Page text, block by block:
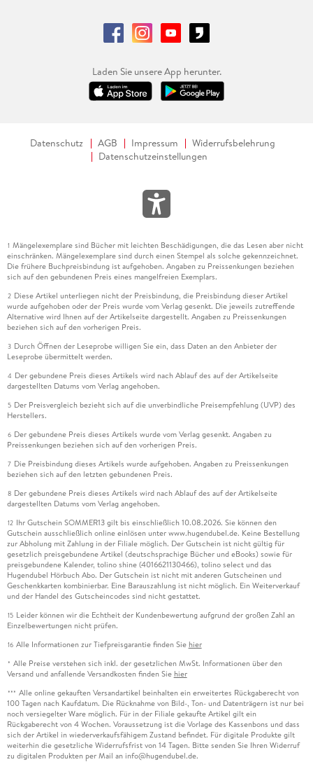
Laden Sie unsere App herunter.
Datenschutz AGB Impressum
Widerrufsbelehrung
Datenschutzeinstellungen
1 Mängelexemplare sind Bücher mit leichten Beschädigungen, die das Lesen aber nicht
einschränken. Mängelexemplare sind durch einen Stempel als solche gekennzeichnet.
Die frühere Buchpreisbindung ist aufgehoben. Angaben zu Preissenkungen beziehen
sich auf den gebundenen Preis eines mangelfreien Exemplars.
2 Diese Artikel unterliegen nicht der Preisbindung, die Preisbindung dieser Artikel
wurde aufgehoben oder der Preis wurde vom Verlag gesenkt. Die jeweils zutreffende
Alternative wird Ihnen auf der Artikelseite dargestellt. Angaben zu Preissenkungen
beziehen sich auf den vorherigen Preis.
3 Durch Öffnen der Leseprobe willigen Sie ein, dass Daten an den Anbieter der
Leseprobe übermittelt werden.
4 Der gebundene Preis dieses Artikels wird nach Ablauf des auf der Artikelseite
dargestellten Datums vom Verlag angehoben.
5 Der Preisvergleich bezieht sich auf die unverbindliche Preisempfehlung (UVP) des
Herstellers.
6 Der gebundene Preis dieses Artikels wurde vom Verlag gesenkt. Angaben zu
Preissenkungen beziehen sich auf den vorherigen Preis.
7 Die Preisbindung dieses Artikels wurde aufgehoben. Angaben zu Preissenkungen
beziehen sich auf den letzten gebundenen Preis.
8 Der gebundene Preis dieses Artikels wird nach Ablauf des auf der Artikelseite
dargestellten Datums vom Verlag angehoben.
12 Ihr Gutschein SOMMER13 gilt bis einschließlich 10.08.2026. Sie können den
Gutschein ausschließlich online einlösen unter www.hugendubel.de. Keine Bestellung
zur Abholung mit Zahlung in der Filiale möglich. Der Gutschein ist nicht gültig für
gesetzlich preisgebundene Artikel (deutschsprachige Bücher und eBooks) sowie für
preisgebundene Kalender, tolino shine (4016621130466), tolino select und das
Hugendubel Hörbuch Abo. Der Gutschein ist nicht mit anderen Gutscheinen und
Geschenkkarten kombinierbar. Eine Barauszahlung ist nicht möglich. Ein Weiterverkauf
und der Handel des Gutscheincodes sind nicht gestattet.
15 Leider können wir die Echtheit der Kundenbewertung aufgrund der großen Zahl an
Einzelbewertungen nicht prüfen.
16 Alle Informationen zur Tiefpreisgarantie finden Sie hier
* Alle Preise verstehen sich inkl. der gesetzlichen MwSt. Informationen über den
Versand und anfallende Versandkosten finden Sie hier
*** Alle online gekauften Versandartikel beinhalten ein erweitertes Rückgaberecht von
100 Tagen nach Kaufdatum. Die Rücknahme von Bild-, Ton- und Datenträgern ist nur bei
noch versiegelter Ware möglich. Für in der Filiale gekaufte Artikel gilt ein
Rückgaberecht von 4 Wochen. Voraussetzung ist die Vorlage des Kassenbons und dass
sich der Artikel in wiederverkaufsfähigem Zustand befindet. Für digitale Produkte gilt
weiterhin die gesetzliche Widerrufsfrist von 14 Tagen. Bitte senden Sie Ihren Widerruf
zu digitalen Produkten per Mail an info@hugendubel.de.